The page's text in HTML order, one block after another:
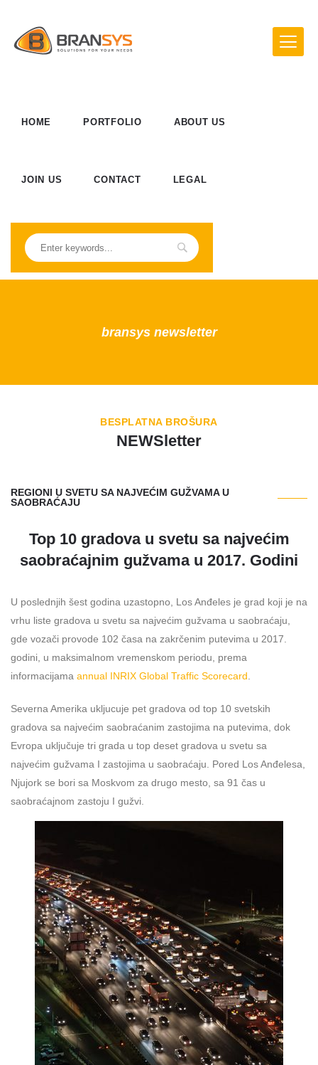
HOME PORTFOLIO ABOUT US
JOIN US CONTACT LEGAL
bransys newsletter
BESPLATNA BROŠURA
NEWSletter
REGIONI U SVETU SA NAJVEĆIM GUŽVAMA U
SAOBRAĆAJU
Top 10 gradova u svetu sa najvećim
saobraćajnim gužvama u 2017. Godini
U poslednjih šest godina uzastopno, Los Anđeles je grad koji je na
vrhu liste gradova u svetu sa najvećim gužvama u saobraćaju,
gde vozači provode 102 časa na zakrčenim putevima u 2017.
godini, u maksimalnom vremenskom periodu, prema
informacijama annual INRIX Global Traffic Scorecard
Severna Amerika ukljucuje pet gradova od top 10 svetskih
gradova sa najvećim saobraćanim zastojima na putevima, dok
Evropa uključuje tri grada u top deset gradova u svetu sa
najvećim gužvama I zastojima u saobraćaju. Pored Los Anđelesa,
Njujork se bori sa Moskvom za drugo mesto, sa 91 čas u
saobraćajnom zastoju I gužvi.